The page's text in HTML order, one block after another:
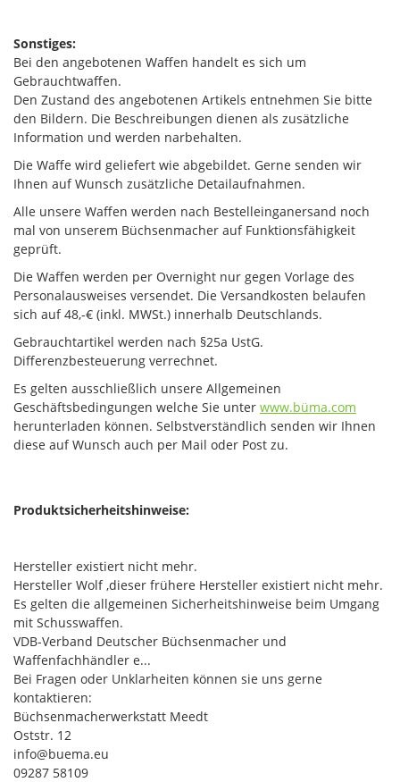
Sonstiges:
Bei den angebotenen Waffen handelt es sich um
Gebrauchtwaffen.
Den Zustand des angebotenen Artikels entnehmen Sie bitte
den Bildern. Die Beschreibungen dienen als zusätzliche
Information und werden narbehalten.
Die Waffe wird geliefert wie abgebildet. Gerne senden wir
Ihnen auf Wunsch zusätzliche Detailaufnahmen.
Alle unsere Waffen werden nach Bestelleinganersand noch
mal von unserem Büchsenmacher auf Funktionsfähigkeit
geprüft.
Die Waffen werden per Overnight nur gegen Vorlage des
Personalausweises versendet. Die Versandkosten belaufen
sich auf 48,-€ (inkl. MWSt.) innerhalb Deutschlands.
Gebrauchtartikel werden nach §25a UstG.
Differenzbesteuerung verrechnet.
Es gelten ausschließlich unsere Allgemeinen
Geschäftsbedingungen welche Sie unter www.büma.com
herunterladen können. Selbstverständlich senden wir Ihnen
diese auf Wunsch auch per Mail oder Post zu.
Produktsicherheitshinweise:
Hersteller existiert nicht mehr.
Hersteller Wolf ,dieser frühere Hersteller existiert nicht mehr.
Es gelten die allgemeinen Sicherheitshinweise beim Umgang
mit Schusswaffen.
VDB-Verband Deutscher Büchsenmacher und
Waffenfachhändler e...
Bei Fragen oder Unklarheiten können sie uns gerne
kontaktieren:
Büchsenmacherwerkstatt Meedt
Oststr. 12
info@buema.eu
09287 58109